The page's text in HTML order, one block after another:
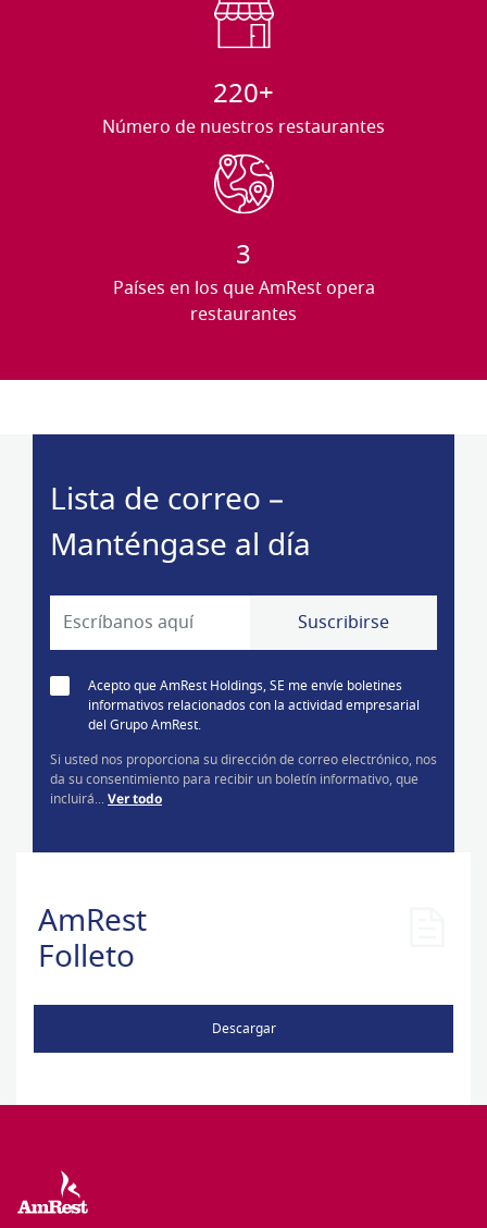
220+
Número de nuestros restaurantes
3
Países en los que AmRest opera
restaurantes
Lista de correo –
Manténgase al día
Acepto que AmRest Holdings, SE me envíe boletines
informativos relacionados con la actividad empresarial
del Grupo AmRest.
Si usted nos proporciona su dirección de correo electrónico, nos
da su consentimiento para recibir un boletín informativo, que
incluirá... Ver todo
AmRest
Folleto
Descargar